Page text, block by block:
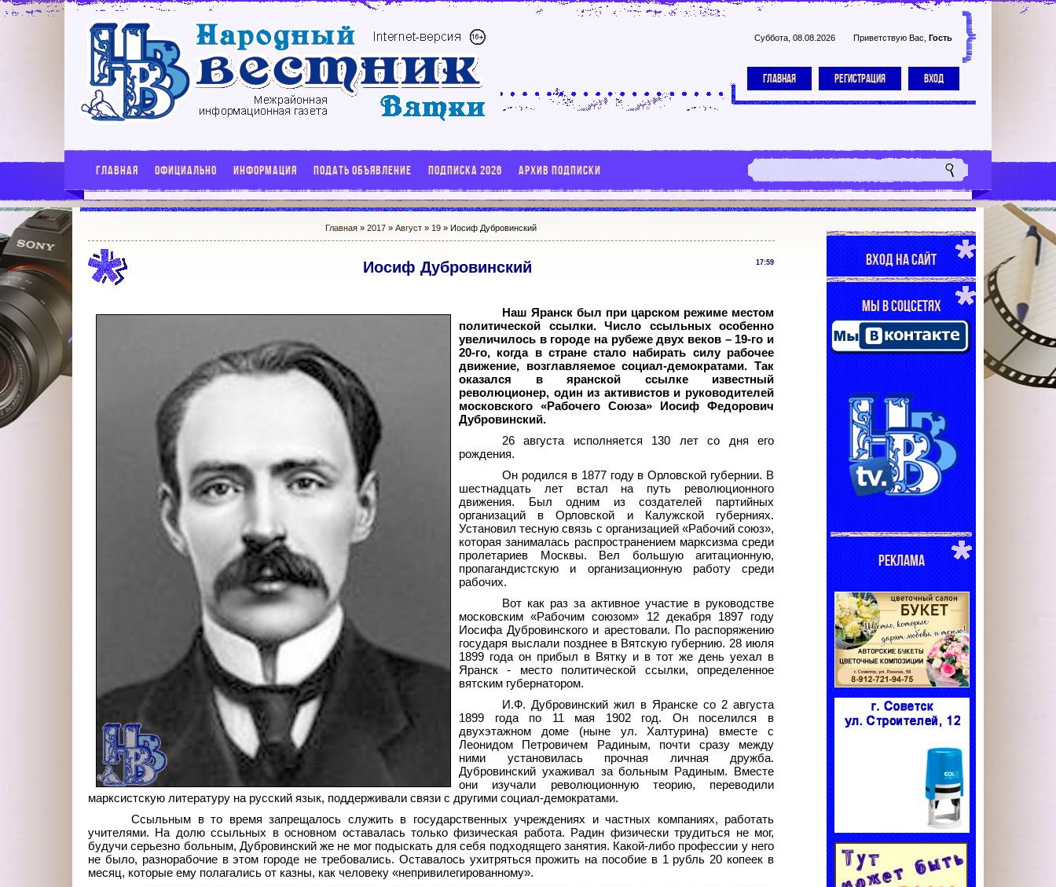
Суббота, 08.08.2026 Приветствую Вас Гость
ГЛАВНАЯ РЕГИСТРАЦИЯ ВХОД
ГЛАВНАЯ ОФИЦИАЛЬНО ИНФОРМАЦИЯ ПОДАТЬ ОБЪЯВЛЕНИЕ ПОДПИСКА 2026 АРХИВ ПОДПИСКИ
Главная »2017 » Август » 19 » Иосиф Дубровинский
17:59
Иосиф Дубровинский
Наш Яранск был при царском режиме местом
политической ссылки. Число ссыльных особенно
увеличилось в городе на рубеже двух веков – 19-го и
20-го, когда в стране стало набирать силу рабочее
движение, возглавляемое социал-демократами. Так
оказался в яранской ссылке известный
революционер, один из активистов и руководителей
московского «Рабочего Союза» Иосиф Федорович
Дубровинский.
26 августа исполняется 130 лет со дня его
рождения.
Он родился в 1877 году в Орловской губернии. В
шестнадцать лет встал на путь революционного
движения. Был одним из создателей партийных
организаций в Орловской и Калужской губерниях.
Установил тесную связь с организацией «Рабочий союз»,
которая занималась распространением марксизма среди
пролетариев Москвы. Вел большую агитационную,
пропагандистскую и организационную работу среди
рабочих.
Вот как раз за активное участие в руководстве
московским «Рабочим союзом» 12 декабря 1897 году
Иосифа Дубровинского и арестовали. По распоряжению
государя выслали позднее в Вятскую губернию. 28 июля
1899 года он прибыл в Вятку и в тот же день уехал в
Яранск - место политической ссылки, определенное
вятским губернатором.
И.Ф. Дубровинский жил в Яранске со 2 августа
1899 года по 11 мая 1902 год. Он поселился в
двухэтажном доме (ныне ул. Халтурина) вместе с
Леонидом Петровичем Радиным, почти сразу между
ними установилась прочная личная дружба.
Дубровинский ухаживал за больным Радиным. Вместе
они изучали революционную теорию, переводили
марксистскую литературу на русский язык, поддерживали связи с другими социал-демократами.
Ссыльным в то время запрещалось служить в государственных учреждениях и частных компаниях, работать
учителями. На долю ссыльных в основном оставалась только физическая работа. Радин физически трудиться не мог,
будучи серьезно больным, Дубровинский же не мог подыскать для себя подходящего занятия. Какой-либо профессии у него
не было, разнорабочие в этом городе не требовались. Оставалось ухитряться прожить на пособие в 1 рубль 20 копеек в
месяц, которые ему полагались от казны, как человеку «непривилегированному».
ВХОД НА САЙТ
МЫ В СОЦСЕТЯХ
РЕКЛАМА